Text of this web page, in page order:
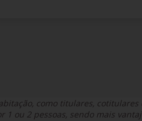
como titulares,
ou 2 pessoas, sendo mais